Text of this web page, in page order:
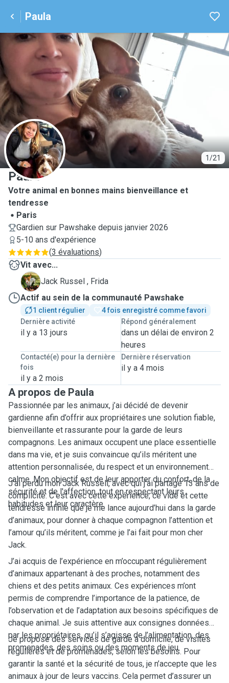
Paula
1/21
P
Paula
Votre animal en bonnes mains bienveillance et
tendresse
Paris
Gardien sur Pawshake depuis janvier 2026
5-10 ans d'expérience
(3 évaluations)
Vit avec...
F
Jack Russel , Frida
Actif au sein de la communauté Pawshake
1 client régulier
4 fois enregistré comme favori
Dernière activité
il y a 13 jours
Répond généralement
dans un délai de environ 2
heures
Contacté(e) pour la dernière
fois
il y a 2 mois
Dernière réservation
il y a 4 mois
A propos de Paula
Passionnée par les animaux, j’ai décidé de devenir
gardienne afin d’offrir aux propriétaires une solution fiable,
bienveillante et rassurante pour la garde de leurs
compagnons. Les animaux occupent une place essentielle
dans ma vie, et je suis convaincue qu’ils méritent une
attention personnalisée, du respect et un environnement
calme. Mon objectif est de leur apporter du confort, de la
sécurité et de l'affection, tout en respectant leurs
habitudes et leur caractère.
J’ai perdu mon Jack Russell, avec qui j'ai partagé 13 ans de
complicité. C’est avec cette expérience, ce vide et cette
tendresse infinie que je me lance aujourd’hui dans la garde
d’animaux, pour donner à chaque compagnon l’attention et
l’amour qu’ils méritent, comme je l’ai fait pour mon cher
Jack.
J’ai acquis de l’expérience en m’occupant régulièrement
d’animaux appartenant à des proches, notamment des
chiens et des petits animaux. Ces expériences m’ont
permis de comprendre l’importance de la patience, de
l’observation et de l’adaptation aux besoins spécifiques de
chaque animal. Je suis attentive aux consignes données
par les propriétaires, qu’il s’agisse de l’alimentation, des
promenades, des soins ou des moments de jeu.
Je propose des services de garde à domicile, de visites
régulières et de promenades, selon les besoins. Pour
garantir la santé et la sécurité de tous, je n’accepte que les
animaux à jour de leurs vaccins. Cela permet d’assurer un